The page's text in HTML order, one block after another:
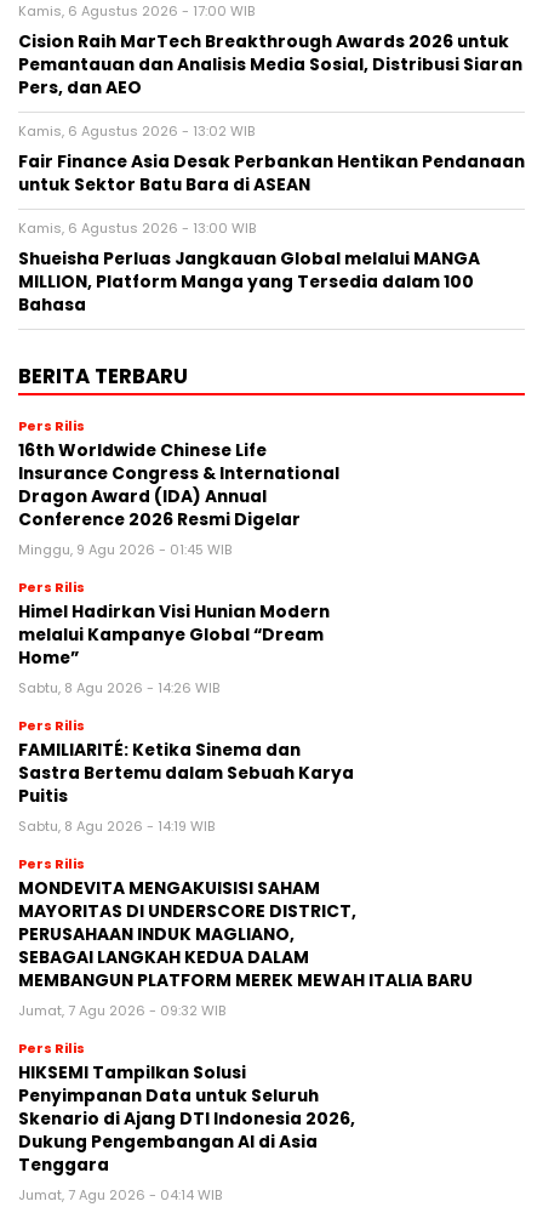
Kamis, 6 Agustus 2026 - 17:00 WIB
Cision Raih MarTech Breakthrough Awards 2026 untuk
Pemantauan dan Analisis Media Sosial, Distribusi Siaran
Pers, dan AEO
Kamis, 6 Agustus 2026 - 13:02 WIB
Fair Finance Asia Desak Perbankan Hentikan Pendanaan
untuk Sektor Batu Bara di ASEAN
Kamis, 6 Agustus 2026 - 13:00 WIB
Shueisha Perluas Jangkauan Global melalui MANGA
MILLION, Platform Manga yang Tersedia dalam 100
Bahasa
BERITA TERBARU
Pers Rilis
16th Worldwide Chinese Life
Insurance Congress & International
Dragon Award (IDA) Annual
Conference 2026 Resmi Digelar
Minggu, 9 Agu 2026 - 01:45 WIB
Pers Rilis
Himel Hadirkan Visi Hunian Modern
melalui Kampanye Global “Dream
Home”
Sabtu, 8 Agu 2026 - 14:26 WIB
Pers Rilis
FAMILIARITÉ: Ketika Sinema dan
Sastra Bertemu dalam Sebuah Karya
Puitis
Sabtu, 8 Agu 2026 - 14:19 WIB
Pers Rilis
MONDEVITA MENGAKUISISI SAHAM
MAYORITAS DI UNDERSCORE DISTRICT,
PERUSAHAAN INDUK MAGLIANO,
SEBAGAI LANGKAH KEDUA DALAM
MEMBANGUN PLATFORM MEREK MEWAH ITALIA BARU
Jumat, 7 Agu 2026 - 09:32 WIB
Pers Rilis
HIKSEMI Tampilkan Solusi
Penyimpanan Data untuk Seluruh
Skenario di Ajang DTI Indonesia 2026,
Dukung Pengembangan AI di Asia
Tenggara
Jumat, 7 Agu 2026 - 04:14 WIB